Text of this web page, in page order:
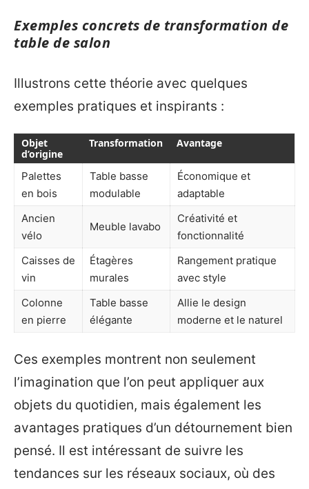
Exemples concrets de transformation de
table de salon
Illustrons cette théorie avec quelques
exemples pratiques et inspirants :
Objet
d’origine
Transformation Avantage
Palettes
en bois
Table basse
modulable
Économique et
adaptable
Ancien
vélo
Meuble lavabo
Créativité et
fonctionnalité
Caisses de
vin
Étagères
murales
Rangement pratique
avec style
Colonne
en pierre
Table basse
élégante
Allie le design
moderne et le naturel
Ces exemples montrent non seulement
l’imagination que l’on peut appliquer aux
objets du quotidien, mais également les
avantages pratiques d’un détournement bien
pensé. Il est intéressant de suivre les
tendances sur les réseaux sociaux, où des